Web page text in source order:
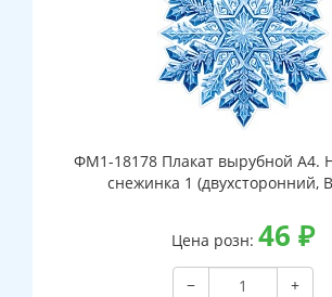
ФМ1-18178 Плакат вырубной А4.
снежинка 1 (двухсторонний,
Цена розн: 46 ₽
−
+